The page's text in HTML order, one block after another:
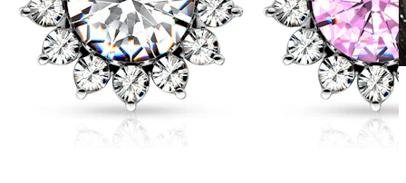
Waterproof
Piercing all'orecchio